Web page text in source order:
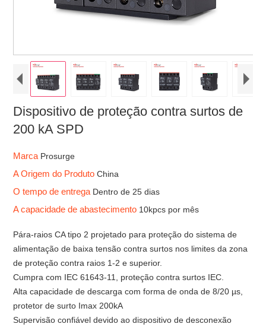
Dispositivo de proteção contra surtos de
200 kA SPD
Marca Prosurge
A Origem do ProdutoChina
O tempo de entrega Dentro de 25 dias
A capacidade de abastecimento 10kpcs por mês
Pára-raios CA tipo 2 projetado para proteção do sistema de
alimentação de baixa tensão contra surtos nos limites da zona
de proteção contra raios 1-2 e superior.
Cumpra com IEC 61643-11, proteção contra surtos IEC.
Alta capacidade de descarga com forma de onda de 8/20 µs,
protetor de surto Imax 200kA
Supervisão confiável devido ao dispositivo de desconexão